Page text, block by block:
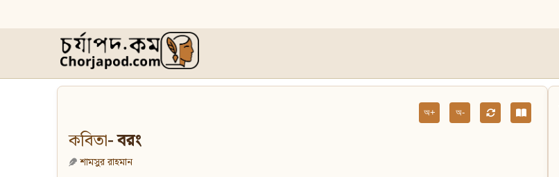
অ+ অ-
কবিতা- বরং
শামসুর রাহমান